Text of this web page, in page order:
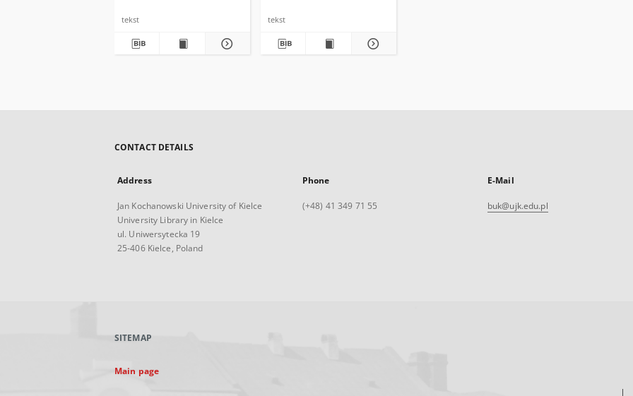
tekst tekst
CONTACT DETAILS
Address
Jan Kochanowski University of Kielce
University Library in Kielce
ul. Uniwersytecka 19
25-406 Kielce, Poland
Phone
(+48) 41 349 71 55
E-Mail
buk@ujk.edu.pl
SITEMAP
Main page